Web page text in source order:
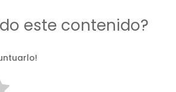
este contenido?